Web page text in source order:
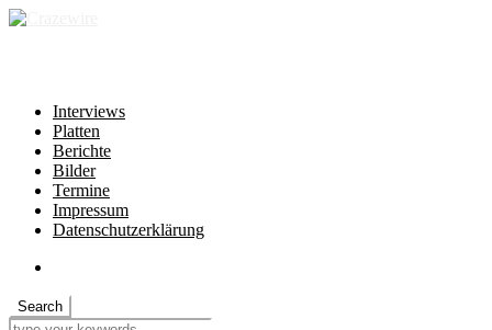
Interviews
Platten
Berichte
Bilder
Termine
Impressum
Datenschutzerklärung